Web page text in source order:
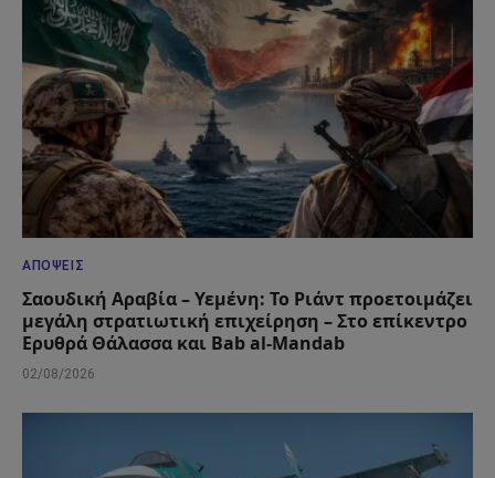
ΑΠΌΨΕΙΣ
Σαουδική Αραβία – Υεμένη: Το Ριάντ προετοιμάζει
μεγάλη στρατιωτική επιχείρηση – Στο επίκεντρο
Ερυθρά Θάλασσα και Bab al-Mandab
02/08/2026